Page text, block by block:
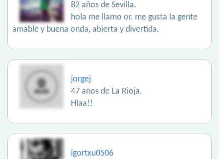
82 años de Sevilla.
hola me llamo or. me gusta la gente
amable y buena onda, abierta y divertida.
jorgej
47 años de La Rioja.
Hlaa!!
igortxu0506